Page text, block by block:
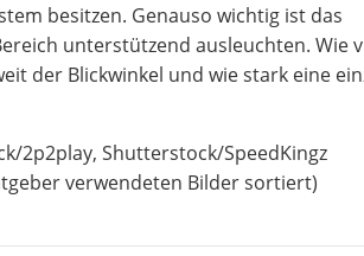
besitzen. Genauso wichtig ist das
unterstützend ausleuchten. Wie
der Blickwinkel und wie stark eine
2p2play, Shutterstock/SpeedKingz
verwendeten Bilder sortiert)